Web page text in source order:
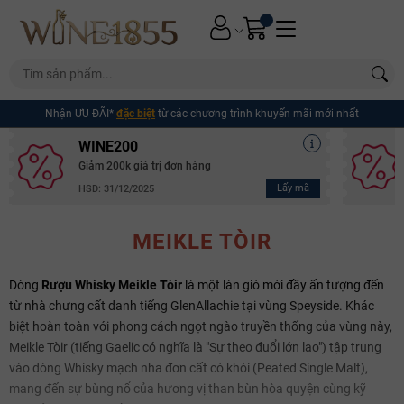
Nhận ƯU ĐÃI* đặc biệt từ các chương trình khuyến mãi mới nhất
WINE200
Giảm 200k giá trị đơn hàng
HSD: 31/12/2025 Lấy mã
MEIKLE TÒIR
Dòng Rượu Whisky Meikle Tòir là một làn gió mới đầy ấn tượng đến
từ nhà chưng cất danh tiếng GlenAllachie tại vùng Speyside. Khác
biệt hoàn toàn với phong cách ngọt ngào truyền thống của vùng này,
Meikle Tòir (tiếng Gaelic có nghĩa là "Sự theo đuổi lớn lao") tập trung
vào dòng Whisky mạch nha đơn cất có khói (Peated Single Malt),
mang đến sự bùng nổ của hương vị than bùn hòa quyện cùng kỹ